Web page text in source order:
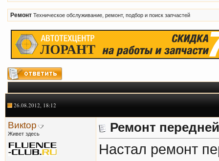
Ремонт Техническое обслуживание, ремонт, подбор и поиск запчастей
26.08.2012, 18:12
Викtор
Живет здесь Ремонт
Настал ремонт